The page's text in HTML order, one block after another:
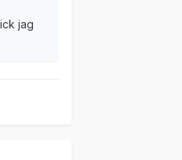
jag